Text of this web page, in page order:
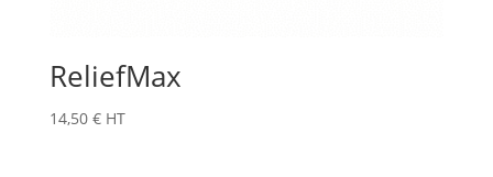
ReliefMax
14,50 € HT